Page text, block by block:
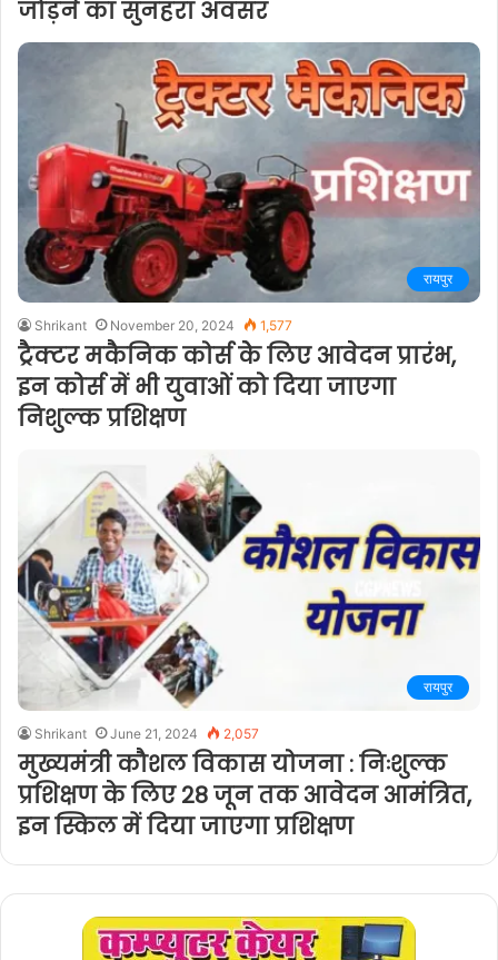
जोड़ने का सुनहरा अवसर
रायपुर
Shrikant November 20, 2024 1,577
ट्रैक्टर मकैनिक कोर्स केे लिए आवेदन प्रारंभ,
इन कोर्स में भी युवाओं को दिया जाएगा
निशुल्क प्रशिक्षण
रायपुर
Shrikant June 21, 2024 2,057
मुख्यमंत्री कौशल विकास योजना : निःशुल्क
प्रशिक्षण के लिए 28 जून तक आवेदन आमंत्रित,
इन स्किल में दिया जाएगा प्रशिक्षण